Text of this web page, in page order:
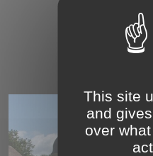
Le
de
This site
and
over